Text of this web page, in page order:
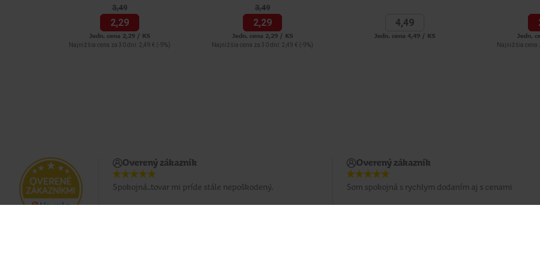
3,49
2,29
Jedn. cena 2,29 / KS
Najnižšia cena za 30 dní: 2,49 € (-9%)
3,49
2,29
Jedn. cena 2,29 / KS
Najnižšia cena za 30 dní: 2,49 € (-9%)
4,49
Jedn. cena 4,49 / KS Jedn.
Najnižšia cena
Overený zákazník
Spokojná..tovar mi príde stále nepoškodený.
Overený zákazník
Som spokojná s rychlym dodaním aj s cenami